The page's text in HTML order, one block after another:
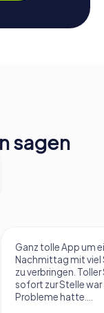
sagen
Ganz tolle App um
Nachmittag mit viel
zu verbringen.
sofort zur Stelle war
Probleme hatte....